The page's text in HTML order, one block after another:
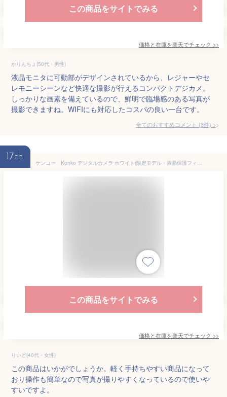
この商品をサイトでみる
価格と在庫を楽天でチェック >>
かりんちょ(50代・男性)
液晶モニタに可動部がデザインされているから、レジャーやセ
レモニーシーンなど快適な撮影が行えるコンパクトデジカメ。
しっかりな画素を備えているので、鮮明で臨場感のある写真が
撮影できますね。WIFIにも対応したコスパの良い一台です。
全てのおすすめコメント (3件) >
17th
ケンコー Kenko デジタルカメラ ホワイト(限定モデル・液晶保護フィルム付き) KC-AF11 LTD
この商品をサイトでみる
価格と在庫を楽天でチェック >>
りいど(40代・女性)
この商品はいかがでしょうか。軽く手持ちやすい商品になって
おり操作も簡単なので写真が撮りやすくなっているので使いや
すいですよ。